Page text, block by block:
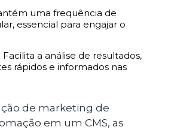
uma frequência de
essencial para engajar o
a análise de resultados,
rápidos e informados nas
de marketing de
em um CMS, as